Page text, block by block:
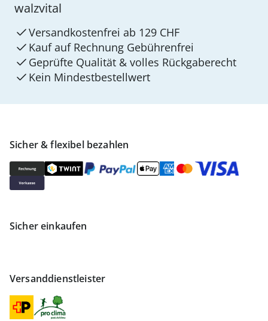
Sicher & flexibel bezahlen
Sicher einkaufen
Versanddienstleister
walzvital
Versandkostenfrei ab 129 CHF
Kauf auf Rechnung Gebührenfrei
Geprüfte Qualität & volles Rückgaberecht
Kein Mindest­bestellwert